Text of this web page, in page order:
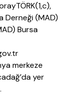
Derneği (MAD)
Bursa
merkeze
yer